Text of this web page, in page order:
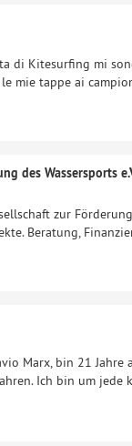
di Kitesurfing mi
mie tappe ai
des Wassersports
zur
Beratung,
Marx, bin 21
Ich bin um jede